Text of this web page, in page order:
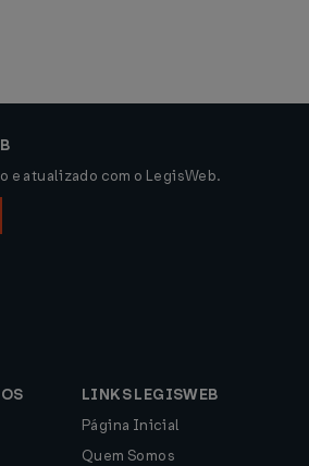
e atualizado com o LegisWeb.
LINKS LEGISWEB
Página Inicial
Quem Somos